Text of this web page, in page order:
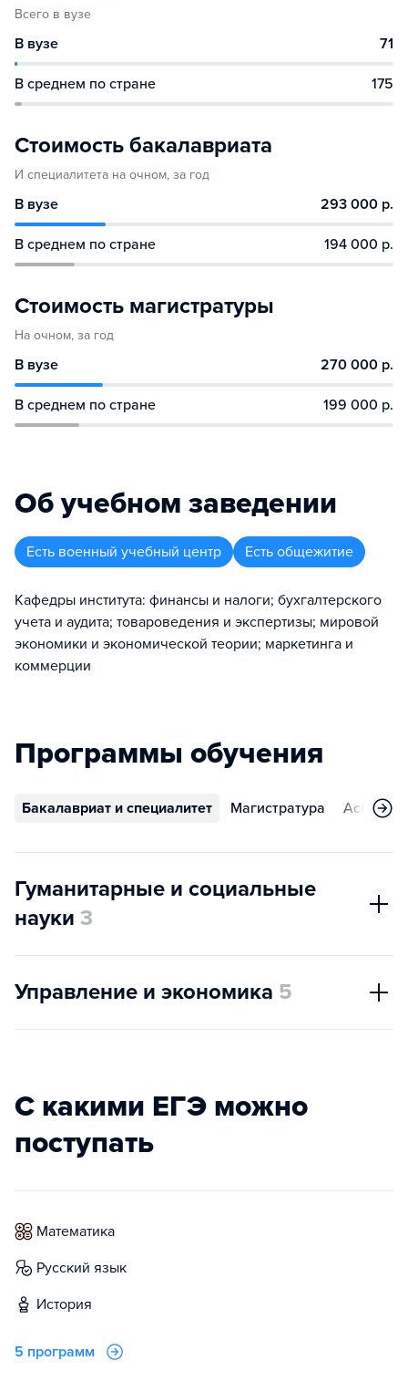
Всего в вузе
В вузе 71
В среднем по стране 175
Стоимость бакалавриата
И специалитета на очном, за год
В вузе 293 000 р.
В среднем по стране 194 000 р.
Стоимость магистратуры
На очном, за год
В вузе 270 000 р.
В среднем по стране 199 000 р.
Об учебном заведении
Есть военный учебный центр Есть общежитие
Кафедры института: финансы и налоги; бухгалтерского
учета и аудита; товароведения и экспертизы; мировой
экономики и экономической теории; маркетинга и
коммерции
Программы обучения
Бакалавриат и специалитет Магистратура
Гуманитарные и социальные
науки 3
Управление и экономика 5
С какими ЕГЭ можно
поступать
математика
русский язык
история
5 программ